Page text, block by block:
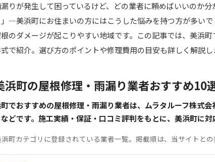
りが発生して困っているけど、どの業者に頼めばいいのか
―美浜町にお住まいの方にはこうした悩みを持つ方が多い
のダメージが起こりやすい地域です。この記事では、美浜
で紹介。選び方のポイントや修理費用の目安も詳しく解説し
浜町の屋根修理・雨漏り業者おすすめ10
でおすすめの屋根修理・雨漏り業者は、ムラタルーフ株式
どです。施工実績・保証・口コミ評判をもとに、美浜町に対
町カテゴリに登録されている業者一覧。掲載順は、当サイトとの